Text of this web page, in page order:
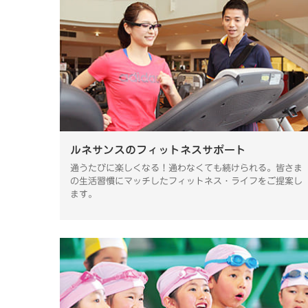
ルネサンスのフィットネスサポート
通うたびに楽しくなる！通わなくても続けられる。皆さま
の生活習慣にマッチしたフィットネス・ライフをご提案し
ます。